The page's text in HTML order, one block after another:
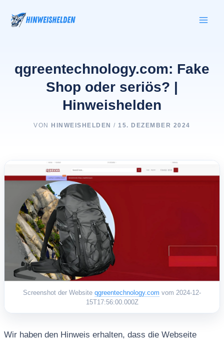
Inhalt
springen
qgreentechnology.com: Fake
Shop oder seriös? |
Hinweishelden
VON HINWEISHELDEN/15. DEZEMBER 2024
Screenshot der Website qgreentechnology.com vom 2024-12-
15T17:56:00.000Z
Wir haben den Hinweis erhalten, dass die Webseite